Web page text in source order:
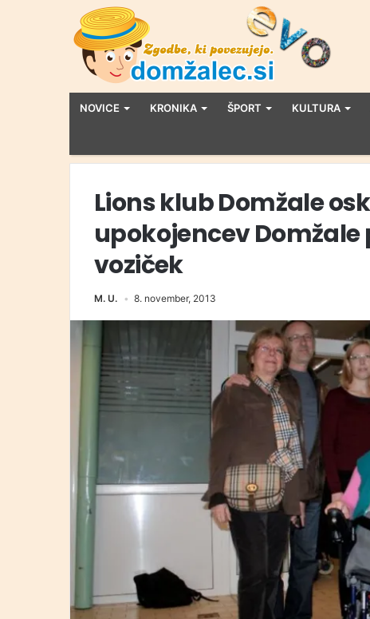
NOVICE KRONIKA ŠPORT KULTURA
Lions klub Domžale
upokojencev
voziček
M. U. 8. november, 2013